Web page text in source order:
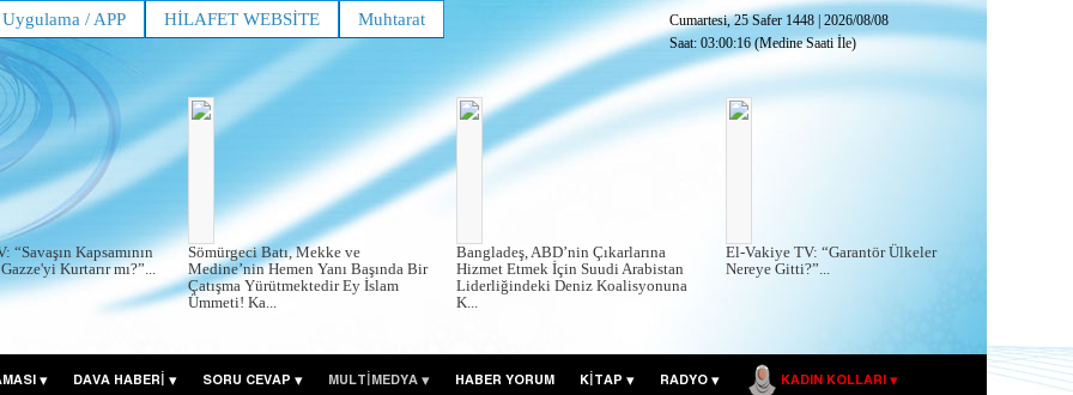
Cumartesi, 25 Safer 1448 2026/08/08
Saat: 03:00:17(Medine Saati İle)
Uygulama / APP HİLAFET WEBSİTE Muhtarat
“Savaşın Kapsamının
Kurtarır mı?”...
Sömürgeci Batı, Mekke ve
Medine’nin Hemen Yanı Başında Bir
Çatışma Yürütmektedir Ey İslam
Ümmeti! Ka...
Bangladeş, ABD’nin Çıkarlarına
Hizmet Etmek İçin Suudi Arabistan
Liderliğindeki Deniz Koalisyonuna
K...
El-Vakiye TV: “Garantör Ülkeler
Nereye Gitti?”...
DAVA HABERİ SORU CEVAP MULTİMEDYA HABER YORUM KITAP RADYO KADIN KOLLARI